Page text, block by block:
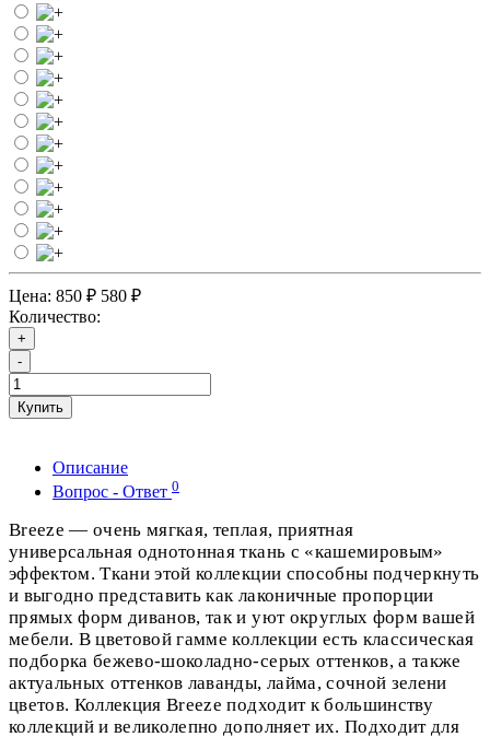
Цена: 850 ₽ 580 ₽
Количество:
+
-
Купить
Описание
Вопрос - Ответ 0
Breeze — очень мягкая, теплая, приятная
универсальная однотонная ткань с «кашемировым»
эффектом. Ткани этой коллекции способны подчеркнуть
и выгодно представить как лаконичные пропорции
прямых форм диванов, так и уют округлых форм вашей
мебели. В цветовой гамме коллекции есть классическая
подборка бежево-шоколадно-серых оттенков, а также
актуальных оттенков лаванды, лайма, сочной зелени
цветов. Коллекция Breeze подходит к большинству
коллекций и великолепно дополняет их. Подходит для